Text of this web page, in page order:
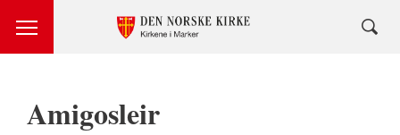
Amigosleir